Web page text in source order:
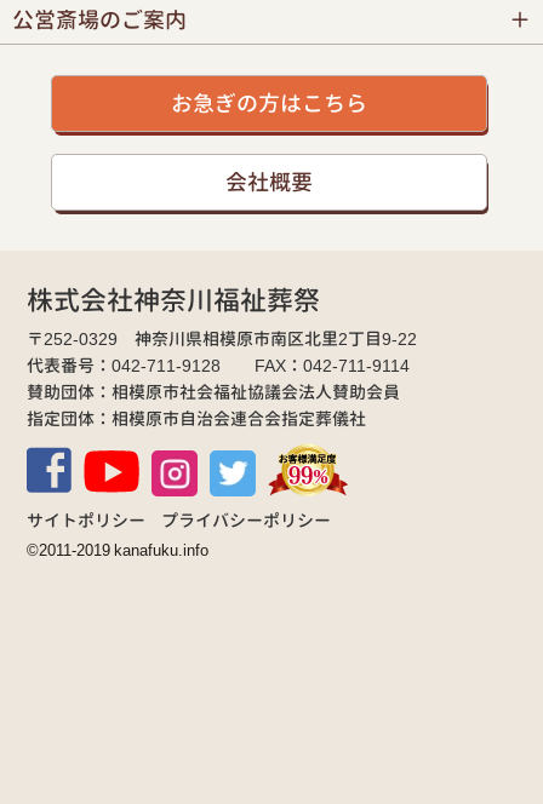
公営斎場のご案内
お急ぎの方はこちら
会社概要
株式会社神奈川福祉葬祭
〒252-0329 神奈川県相模原市南区北里2丁目9-22
代表番号：042-711-9128 FAX：042-711-9114
賛助団体：相模原市社会福祉協議会法人賛助会員
指定団体：相模原市自治会連合会指定葬儀社
サイトポリシー プライバシーポリシー
©2011-2019 kanafuku.info